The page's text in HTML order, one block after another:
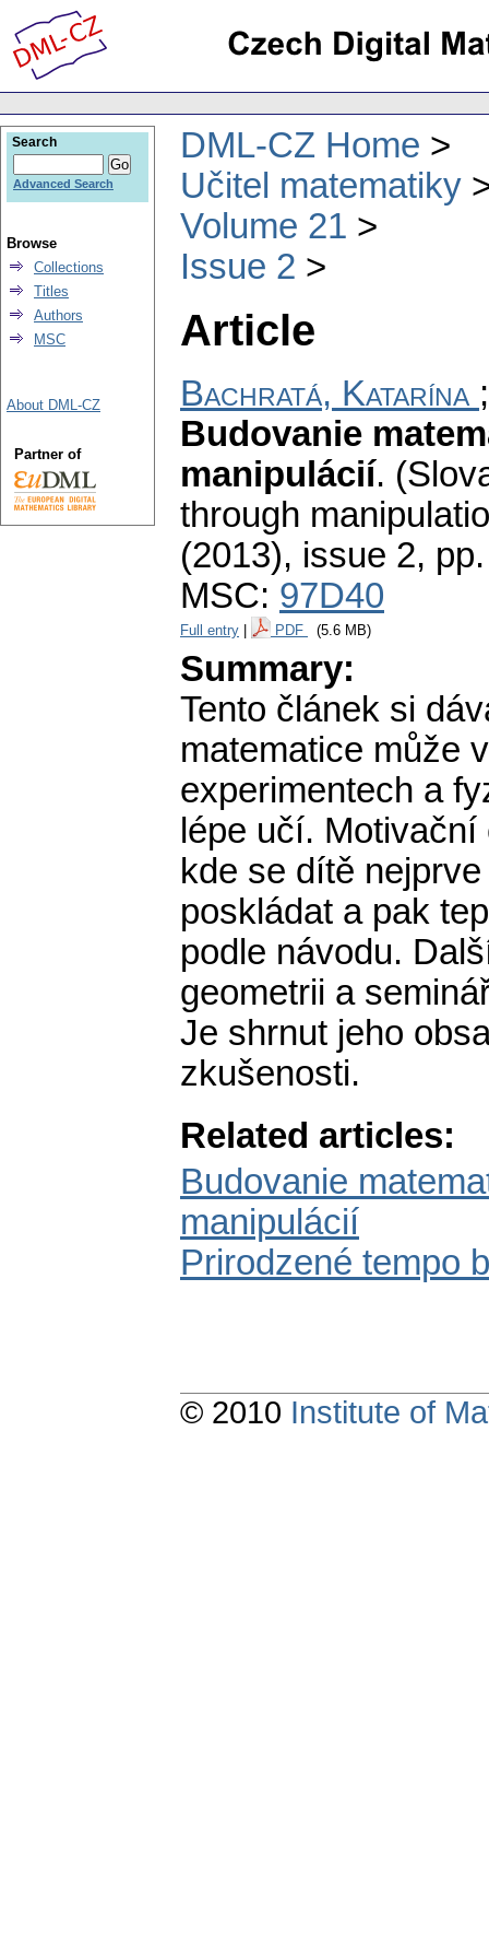
DML-CZ Home
Učitel matematiky
Volume 21
Issue 2
Article
Bachratá, Katarína
Budovanie
manipulácií.
through
(2013), issue 2,
MSC: 97D40
Full entry PDF (5.6 MB)
Summary:
Tento článek si
matematice může
experimentech a
lépe učí.
kde se dítě
poskládat a pak
podle návodu.
geometrii a
Je shrnut jeho
zkušenosti.
Related articles:
Budovanie
manipulácií
Prirodzené tempo
Search
Advanced Search
Browse
Collections
Titles
Authors
MSC
About DML-CZ
Partner of
© 2010 Institute of